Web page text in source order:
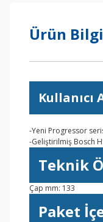
Ürün
Kullanıcı
-Yeni Progressor
-Geliştirilmiş Bosch
Teknik
Çap mm: 133
Paket